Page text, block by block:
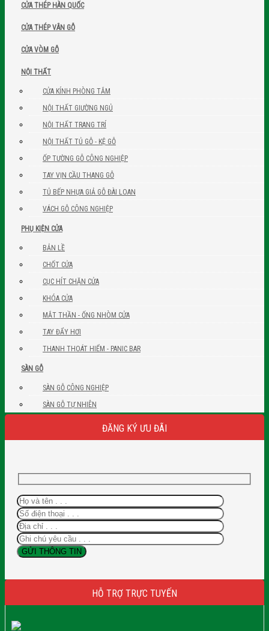
CỬA THÉP HÀN QUỐC
CỬA THÉP VÂN GỖ
CỬA VÒM GỖ
NỘI THẤT
CỬA KÍNH PHÒNG TẮM
NỘI THẤT GIƯỜNG NGỦ
NỘI THẤT TRANG TRÍ
NỘI THẤT TỦ GỖ - KỆ GỖ
ỐP TƯỜNG GỖ CÔNG NGHIỆP
TAY VỊN CẦU THANG GỖ
TỦ BẾP NHỰA GIẢ GỖ ĐÀI LOAN
VÁCH GỖ CÔNG NGHIỆP
PHỤ KIỆN CỬA
BẢN LỀ
CHỐT CỬA
CỤC HÍT CHẶN CỬA
KHÓA CỬA
MẮT THẦN - ỐNG NHÒM CỬA
TAY ĐẨY HƠI
THANH THOÁT HIỂM - PANIC BAR
SÀN GỖ
SÀN GỖ CÔNG NGHIỆP
SÀN GỖ TỰ NHIÊN
ĐĂNG KÝ ƯU ĐÃI
HỖ TRỢ TRỰC TUYẾN